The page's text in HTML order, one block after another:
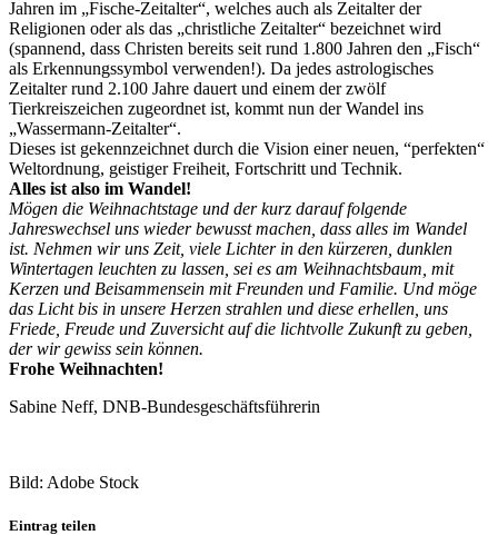
Jahren im „Fische-Zeitalter“, welches auch als Zeitalter der
Religionen oder als das „christliche Zeitalter“ bezeichnet wird
(spannend, dass Christen bereits seit rund 1.800 Jahren den „Fisch“
als Erkennungssymbol verwenden!). Da jedes astrologisches
Zeitalter rund 2.100 Jahre dauert und einem der zwölf
Tierkreiszeichen zugeordnet ist, kommt nun der Wandel ins
„Wassermann-Zeitalter“.
Dieses ist gekennzeichnet durch die Vision einer neuen, “perfekten“
Weltordnung, geistiger Freiheit, Fortschritt und Technik.
Alles ist also im Wandel!
Mögen die Weihnachtstage und der kurz darauf folgende
Jahreswechsel uns wieder bewusst machen, dass alles im Wandel
ist. Nehmen wir uns Zeit, viele Lichter in den kürzeren, dunklen
Wintertagen leuchten zu lassen, sei es am Weihnachtsbaum, mit
Kerzen und Beisammensein mit Freunden und Familie. Und möge
das Licht bis in unsere Herzen strahlen und diese erhellen, uns
Friede, Freude und Zuversicht auf die lichtvolle Zukunft zu geben,
der wir gewiss sein können.
Frohe Weihnachten!
Sabine Neff, DNB-Bundesgeschäftsführerin
Bild: Adobe Stock
Eintrag teilen